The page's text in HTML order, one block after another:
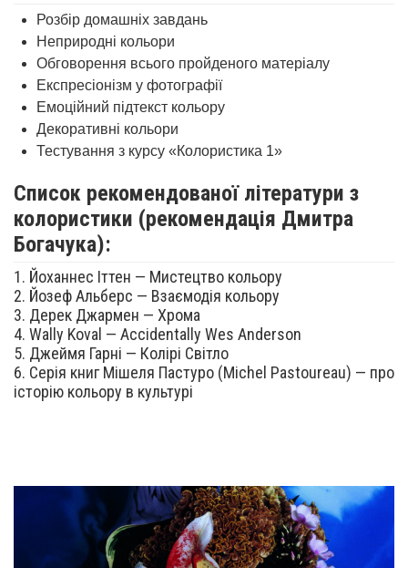
Розбір домашніх завдань
Неприродні кольори
Обговорення всього пройденого матеріалу
Експресіонізм у фотографії
Емоційний підтекст кольору
Декоративні кольори
Тестування з курсу «Колористика 1»
Список рекомендованої літератури з
колористики (рекомендація Дмитра
Богачука):
1. Йоханнес Іттен — Мистецтво кольору
2. Йозеф Альберс — Взаємодія кольору
3. Дерек Джармен — Хрома
4. Wally Koval — Accidentally Wes Anderson
5. Джеймя Гарні — Колірі Світло
6. Серія книг Мішеля Пастуро (Michel Pastoureau) — про
історію кольору в культурі